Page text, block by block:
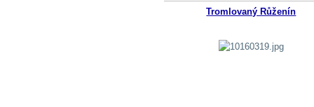
Tromlovaný Růženín